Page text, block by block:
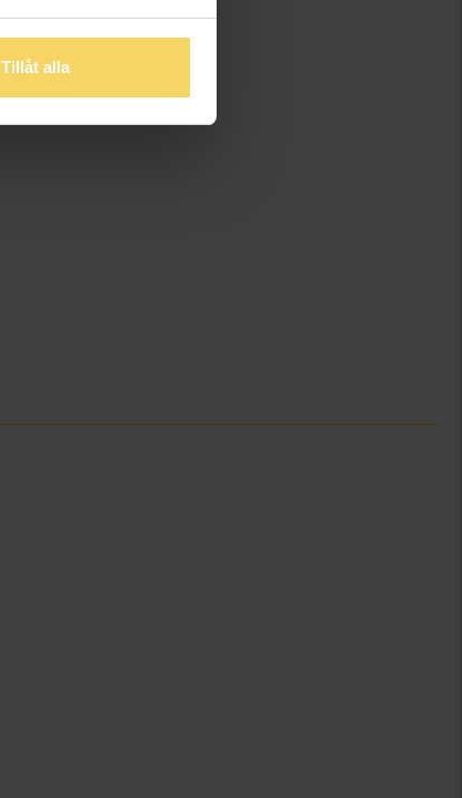
Tillåt alla